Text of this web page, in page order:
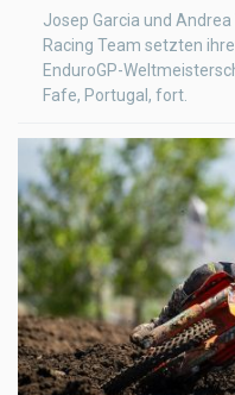
Josep Garcia und
Racing Team setzten
EnduroGP-
Fafe, Portugal, fort.